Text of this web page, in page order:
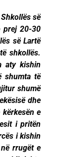
së
prej 20-30
së Lartë
shkollës.
aty kishin
shumta të
shumë
dhe
e
i pritën
i kishin
rrugët e